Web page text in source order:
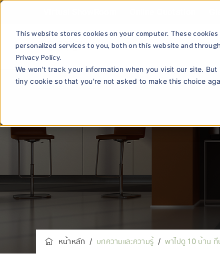
This website stores cookies on your computer. These
personalized services to you, both on this website and
Privacy Policy.
We won't track your information when you visit our site.
tiny cookie so that you're not asked to make this choice
หน้าหลัก / บทความและความรู้ / พาไปดู 10 บ้าน ที่